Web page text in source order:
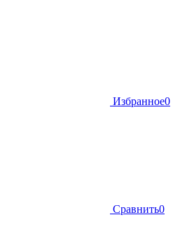
Избранное0
Сравнить0